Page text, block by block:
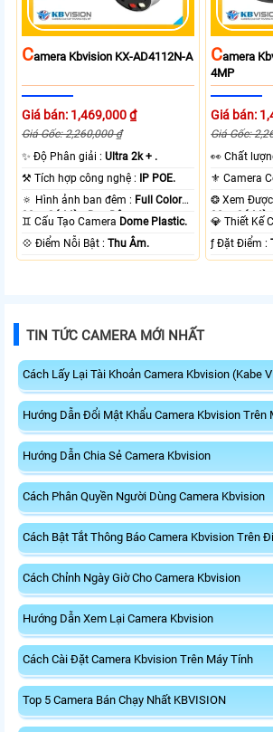
CAmera Kbvision KX-AD4112N-A
Giá bán: 1,469,000 ₫
Giá Gốc: 2,260,000 ₫
✨ Độ Phân giải :Ultra 2k + .
⚒ Tích hợp công nghệ : IP POE.
🔅 Hình ảnh ban đêm : Full Color
30m Có Màu Ban Ðêm.
♊ Cấu Tạo Camera Dome Plastic.
️💠 Điểm Nỗi Bật :Thu Âm.
CAmera
4MP
Giá bán:
Giá Gốc:
️👀 Chất
30m Có
💎 Thiết
️ƒ Đặt Điểm :
TIN TỨC CAMERA MỚI NHẤT
Cách Lấy Lại Tài Khoản Camera Kbvision (Kabe
Hướng Dẫn Đổi Mật Khẩu Camera Kbvision Trên
Hướng Dẫn Chia Sẻ Camera Kbvision
Cách Phân Quyền Người Dùng Camera Kbvision
Cách Bật Tắt Thông Báo Camera Kbvision Trên
Cách Chỉnh Ngày Giờ Cho Camera Kbvision
Hướng Dẫn Xem Lại Camera Kbvision
Cách Cài Đặt Camera Kbvision Trên Máy Tính
Top 5 Camera Bán Chạy Nhất KBVISION